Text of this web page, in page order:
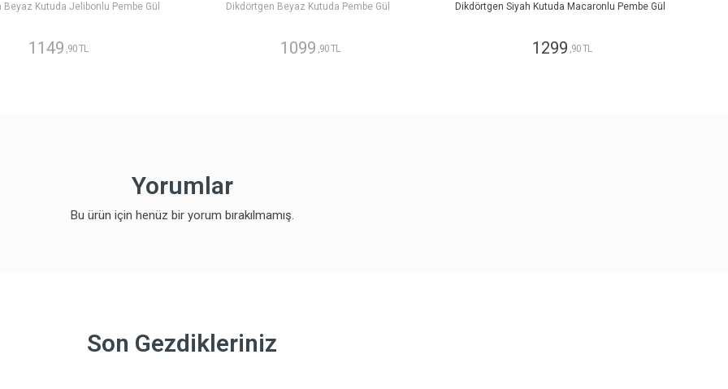
Kutuda Jelibonlu Pembe Gül
1149 ,90 TL
Dikdörtgen Beyaz Kutuda Pembe Gül
1099 ,90 TL
Dikdörtgen Siyah Kutuda Macaronlu Pembe Gül
1299 ,90 TL
Yorumlar
Bu ürün için henüz bir yorum bırakılmamış.
Son Gezdikleriniz